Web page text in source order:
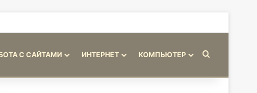
С САЙТАМИ ИНТЕРНЕТ КОМПЬЮТЕР